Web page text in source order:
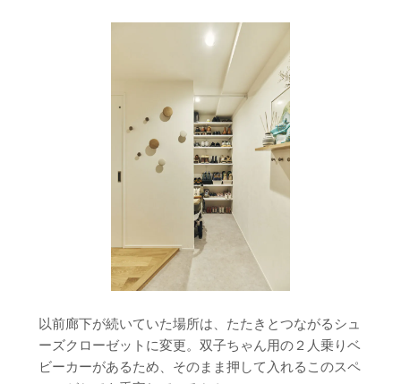
以前廊下が続いていた場所は、たたきとつながるシュ
ーズクローゼットに変更。双子ちゃん用の２人乗りベ
ビーカーがあるため、そのまま押して入れるこのスペ